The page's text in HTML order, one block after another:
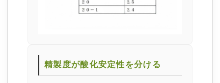
精製度が酸化安定性を分ける